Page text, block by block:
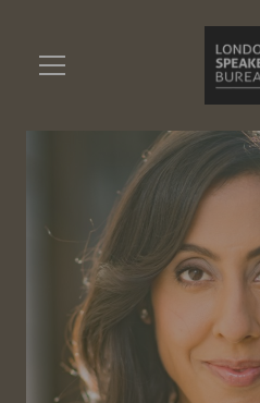
Erica Dhawan
+49 721 9209 8228
Erica